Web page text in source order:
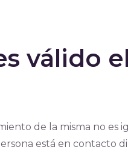
válido el
de la misma no es
está en contacto